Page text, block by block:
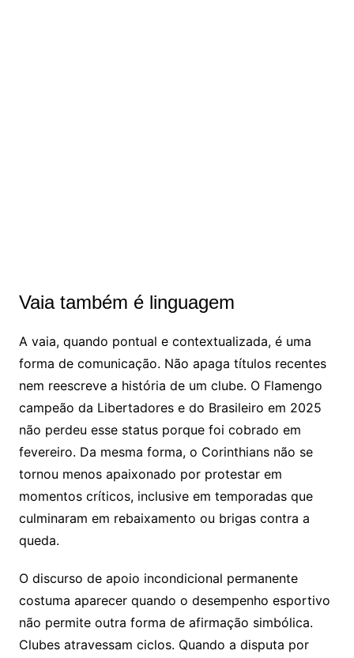
Vaia também é linguagem
A vaia, quando pontual e contextualizada, é uma
forma de comunicação. Não apaga títulos recentes
nem reescreve a história de um clube. O Flamengo
campeão da Libertadores e do Brasileiro em 2025
não perdeu esse status porque foi cobrado em
fevereiro. Da mesma forma, o Corinthians não se
tornou menos apaixonado por protestar em
momentos críticos, inclusive em temporadas que
culminaram em rebaixamento ou brigas contra a
queda.
O discurso de apoio incondicional permanente
costuma aparecer quando o desempenho esportivo
não permite outra forma de afirmação simbólica.
Clubes atravessam ciclos. Quando a disputa por